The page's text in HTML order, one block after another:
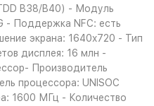
B38/B40) - Модуль
- Поддержка NFC: есть
экрана: 1640x720 - Тип
дисплея: 16 млн -
Производитель
процессора: UNISOC
1600 МГц - Количество